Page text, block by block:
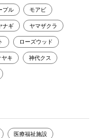
プル モアビ
ナギ ヤマザクラ
ローズウッド
ヤキ 神代クス
医療福祉施設